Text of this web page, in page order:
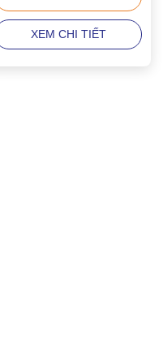
XEM CHI TIẾT